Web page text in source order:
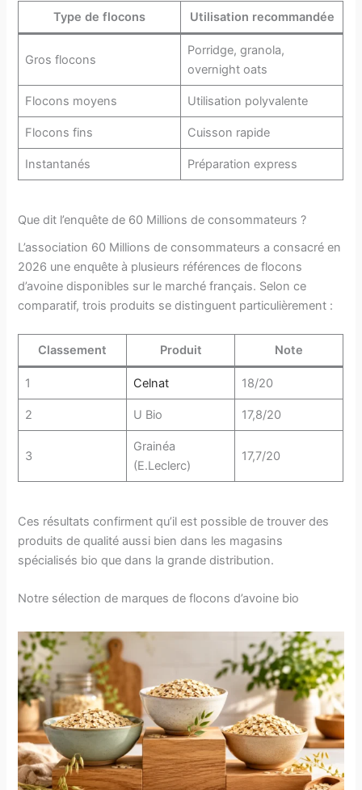
Type de flocons Utilisation recommandée
Gros flocons
Porridge, granola,
overnight oats
Flocons moyens Utilisation polyvalente
Flocons fins Cuisson rapide
Instantanés Préparation express
Que dit l’enquête de 60 Millions de consommateurs ?
L’association 60 Millions de consommateurs a consacré en
2026 une enquête à plusieurs références de flocons
d’avoine disponibles sur le marché français. Selon ce
comparatif, trois produits se distinguent particulièrement :
Classement Produit Note
1 Celnat 18/20
2 U Bio 17,8/20
3
Grainéa
(E.Leclerc)
17,7/20
Ces résultats confirment qu’il est possible de trouver des
produits de qualité aussi bien dans les magasins
spécialisés bio que dans la grande distribution.
Notre sélection de marques de flocons d’avoine bio